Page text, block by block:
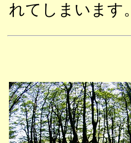
れてしまいます。